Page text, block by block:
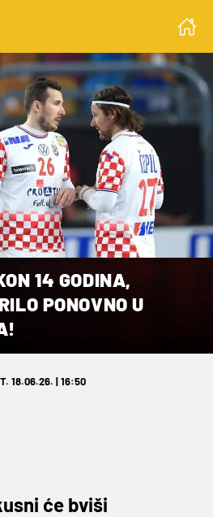
14 GODINA,
PONOVNO U
18.06.26. | 16:50
će bviši